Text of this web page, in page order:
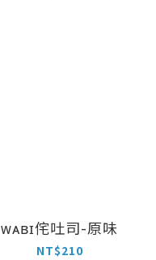
ᴡᴀʙɪ侘吐司-原味
NT$210